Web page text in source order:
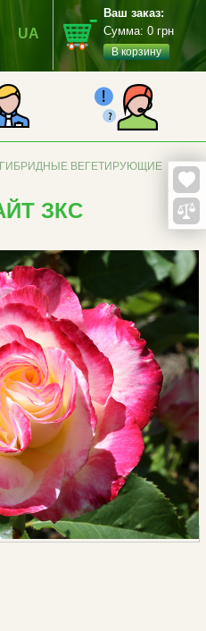
UA
Ваш заказ:
Сумма: 0 грн
В корзину
ВЕГЕТИРУЮЩИЕ
ЗКС